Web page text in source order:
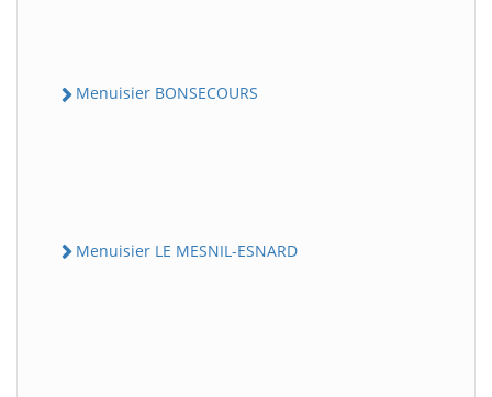
Menuisier BONSECOURS
Menuisier LE MESNIL-ESNARD